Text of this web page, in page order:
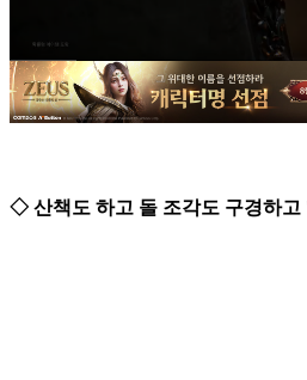
◇ 산책도 하고 돌 조각도 구경하고